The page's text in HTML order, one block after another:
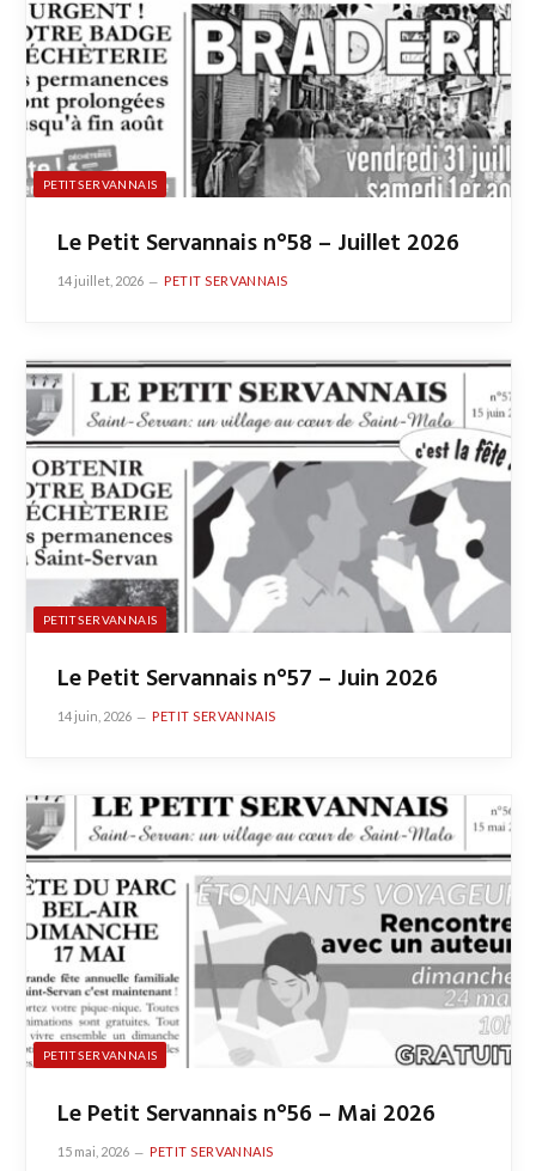
PETIT SERVANNAIS
Le Petit Servannais n°58 – Juillet 2026
14 juillet, 2026 PETIT SERVANNAIS
PETIT SERVANNAIS
Le Petit Servannais n°57 – Juin 2026
14 juin, 2026 PETIT SERVANNAIS
PETIT SERVANNAIS
Le Petit Servannais n°56 – Mai 2026
15 mai, 2026 PETIT SERVANNAIS